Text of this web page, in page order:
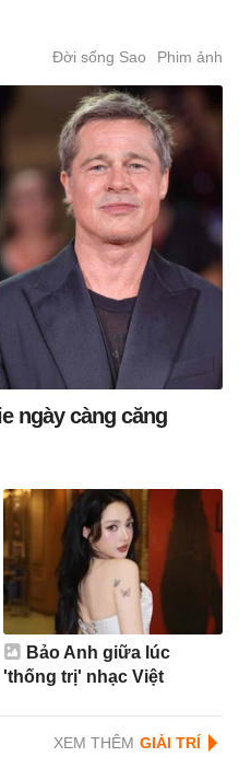
Đời sống Sao Phim ảnh
ngày càng căng
Bảo Anh giữa lúc
'thống trị' nhạc Việt
XEM THÊM